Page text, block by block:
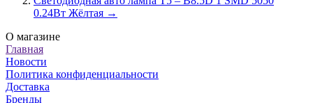
0.24Вт Жёлтая →
О магазине
Главная
Новости
Политика конфиденциальности
Доставка
Бренды